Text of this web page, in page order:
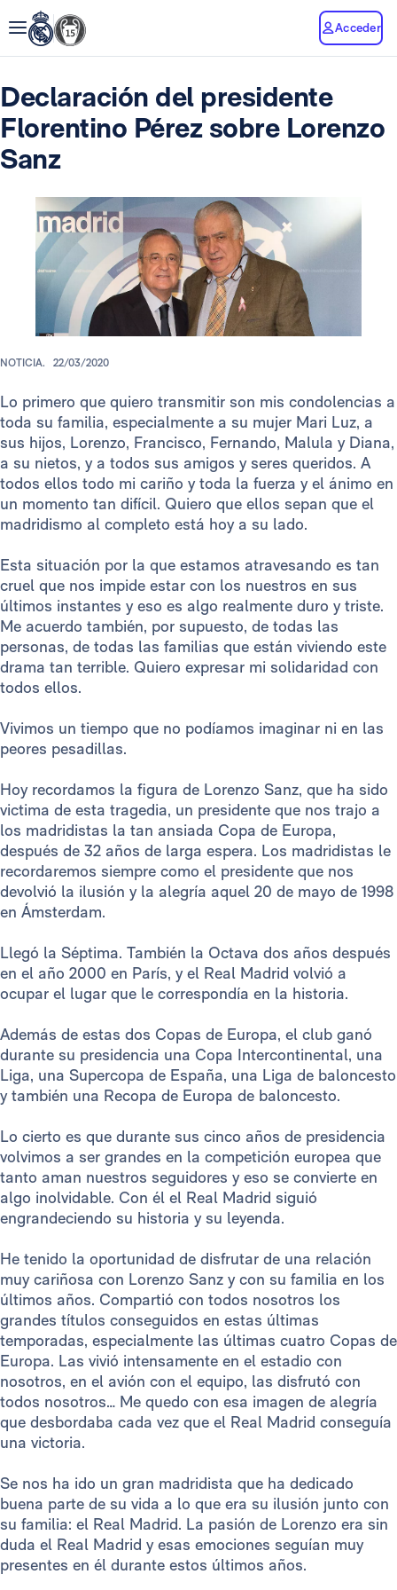
Acceder
Declaración del presidente
Florentino Pérez sobre Lorenzo
Sanz
NOTICIA. 22/03/2020
Lo primero que quiero transmitir son mis condolencias a
toda su familia, especialmente a su mujer Mari Luz, a
sus hijos, Lorenzo, Francisco, Fernando, Malula y Diana,
a su nietos, y a todos sus amigos y seres queridos. A
todos ellos todo mi cariño y toda la fuerza y el ánimo en
un momento tan difícil. Quiero que ellos sepan que el
madridismo al completo está hoy a su lado.
Esta situación por la que estamos atravesando es tan
cruel que nos impide estar con los nuestros en sus
últimos instantes y eso es algo realmente duro y triste.
Me acuerdo también, por supuesto, de todas las
personas, de todas las familias que están viviendo este
drama tan terrible. Quiero expresar mi solidaridad con
todos ellos.
Vivimos un tiempo que no podíamos imaginar ni en las
peores pesadillas.
Hoy recordamos la figura de Lorenzo Sanz, que ha sido
victima de esta tragedia, un presidente que nos trajo a
los madridistas la tan ansiada Copa de Europa,
después de 32 años de larga espera. Los madridistas le
recordaremos siempre como el presidente que nos
devolvió la ilusión y la alegría aquel 20 de mayo de 1998
en Ámsterdam.
Llegó la Séptima. También la Octava dos años después
en el año 2000 en París, y el Real Madrid volvió a
ocupar el lugar que le correspondía en la historia.
Además de estas dos Copas de Europa, el club ganó
durante su presidencia una Copa Intercontinental, una
Liga, una Supercopa de España, una Liga de baloncesto
y también una Recopa de Europa de baloncesto.
Lo cierto es que durante sus cinco años de presidencia
volvimos a ser grandes en la competición europea que
tanto aman nuestros seguidores y eso se convierte en
algo inolvidable. Con él el Real Madrid siguió
engrandeciendo su historia y su leyenda.
He tenido la oportunidad de disfrutar de una relación
muy cariñosa con Lorenzo Sanz y con su familia en los
últimos años. Compartió con todos nosotros los
grandes títulos conseguidos en estas últimas
temporadas, especialmente las últimas cuatro Copas de
Europa. Las vivió intensamente en el estadio con
nosotros, en el avión con el equipo, las disfrutó con
todos nosotros… Me quedo con esa imagen de alegría
que desbordaba cada vez que el Real Madrid conseguía
una victoria.
Se nos ha ido un gran madridista que ha dedicado
buena parte de su vida a lo que era su ilusión junto con
su familia: el Real Madrid. La pasión de Lorenzo era sin
duda el Real Madrid y esas emociones seguían muy
presentes en él durante estos últimos años.